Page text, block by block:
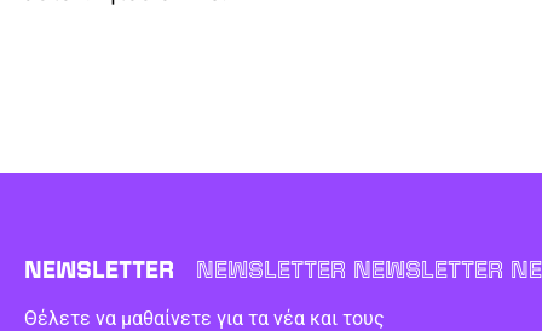
NEWSLETTER NEWSLETTER NEWSLETTER
Θέλετε να μαθαίνετε για τα νέα και τους